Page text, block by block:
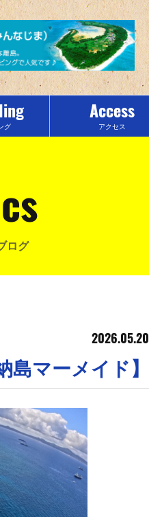
グ
Access
アクセス
ログ
2026.05.20
マーメイド】